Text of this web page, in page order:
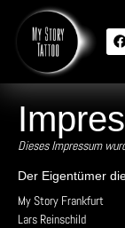
Dieses Impressum
Der Eigentümer
My Story Frankfurt
Lars Reinschild